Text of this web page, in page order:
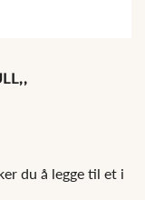
du å legge til et i